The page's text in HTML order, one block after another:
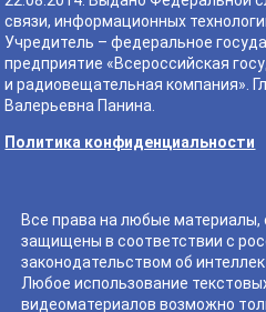
связи, информационных
Учредитель – федеральное
предприятие «Всероссийская
и радиовещательная компания».
Валерьевна Панина.
Политика конфиденциальности
Все права на любые материалы,
защищены в соответствии с
законодательством об
Любое использование
видеоматериалов возможно